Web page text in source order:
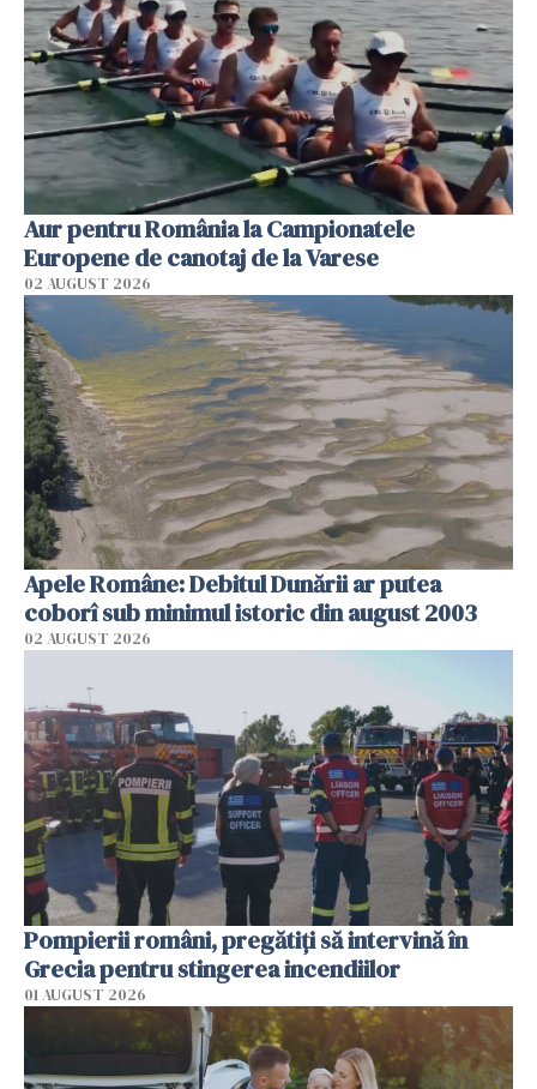
Aur pentru România la Campionatele
Europene de canotaj de la Varese
02 AUGUST 2026
Apele Române: Debitul Dunării ar putea
coborî sub minimul istoric din august 2003
02 AUGUST 2026
Pompierii români, pregătiţi să intervină în
Grecia pentru stingerea incendiilor
01 AUGUST 2026